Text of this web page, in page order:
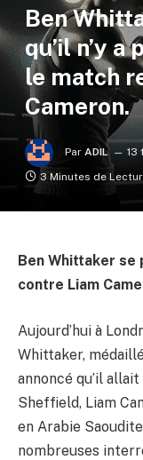
Ben
qu’il n’y a
le match
Cameron.
Par ADIL 13
3 Minutes de
Ben Whittaker se
contre Liam
Aujourd’hui à
Whittaker,
annoncé qu’il
Sheffield, Liam
en Arabie
nombreuses